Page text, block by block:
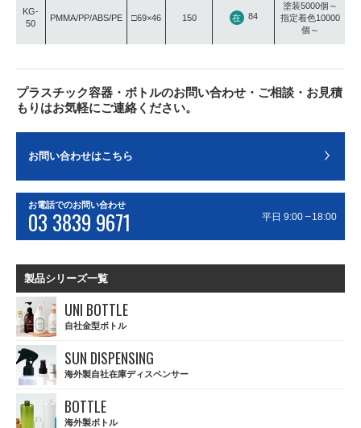
KG-
50
PMMA/PP/ABS/PE □69×46 150 在 84
塗装5000個～
指定着色10000
個～
プラスチック容器・ボトルのお問い合わせ・ご相談・お見積
もりはお気軽にご連絡ください。
お問い合わせはこちら
お電話でのお問い合わせ
03 3839 9671 平日 9:00 –18:00
製品シリーズ一覧
UNI BOTTLE
自社金型ボトル
SUN DISPENSING
海外製自社在庫ディスペンサー
BOTTLE
海外製ボトル